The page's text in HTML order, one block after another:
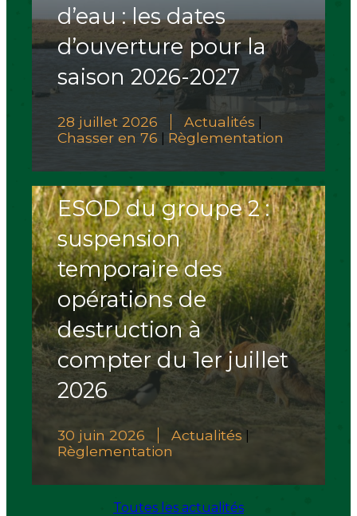
d’eau : les dates
d’ouverture pour la
saison 2026-2027
28 juillet 2026 Actualités
Chasser en 76 Règlementation
ESOD du groupe 2 :
suspension
temporaire des
opérations de
destruction à
compter du 1er juillet
2026
30 juin 2026 Actualités
Règlementation
Toutes les actualités